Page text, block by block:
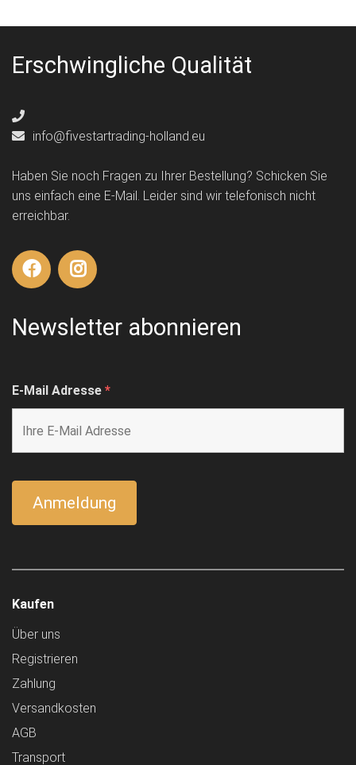
Erschwingliche Qualität
info@fivestartrading-holland.eu
Haben Sie noch Fragen zu Ihrer Bestellung? Schicken Sie
uns einfach eine E-Mail. Leider sind wir telefonisch nicht
erreichbar.
Newsletter abonnieren
E-Mail Adresse *
Kaufen
Über uns
Registrieren
Zahlung
Versandkosten
AGB
Transport